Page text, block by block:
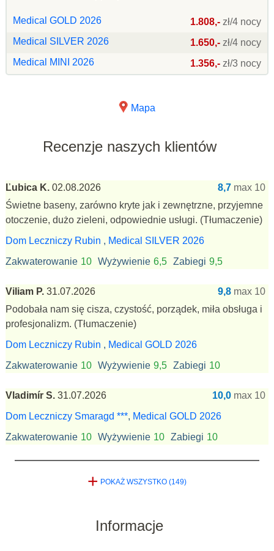
Medical GOLD 2026 1.808,- zł/4 nocy
Medical SILVER 2026
1.650,- zł/4 nocy
Medical MINI 2026
1.356,- zł/3 nocy
Mapa
Recenzje naszych klientów
Ľubica K. 02.08.2026 8,7 max 10
Świetne baseny, zarówno kryte jak i zewnętrzne, przyjemne
otoczenie, dużo zieleni, odpowiednie usługi. (Tłumaczenie)
Dom Leczniczy Rubin , Medical SILVER 2026
Zakwaterowanie 10 Wyżywienie 6,5 Zabiegi 9,5
Viliam P. 31.07.2026 9,8 max 10
Podobała nam się cisza, czystość, porządek, miła obsługa i
profesjonalizm. (Tłumaczenie)
Dom Leczniczy Rubin , Medical GOLD 2026
Zakwaterowanie 10 Wyżywienie 9,5 Zabiegi 10
Vladimír S. 31.07.2026 10,0 max 10
Dom Leczniczy Smaragd ***, Medical GOLD 2026
Zakwaterowanie 10 Wyżywienie 10 Zabiegi 10
+ POKAŻ WSZYSTKO (149)
Informacje